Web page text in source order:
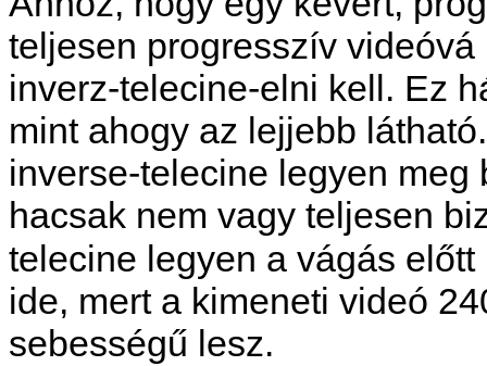
teljesen progresszív
inverz-telecine-elni kell. Ez
mint ahogy az lejjebb
inverse-telecine legyen
hacsak nem vagy teljesen
telecine legyen a vágás
ide, mert a kimeneti videó
sebességű lesz.